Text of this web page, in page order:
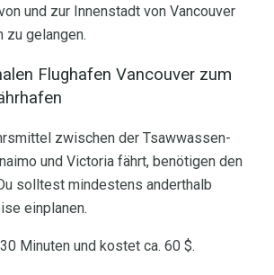
und zur Innenstadt von Vancouver
zu gelangen.
Flughafen Vancouver zum
zwischen der Tsawwassen-
und Victoria fährt, benötigen den
solltest mindestens anderthalb
einplanen.
Minuten und kostet ca. 60 $.